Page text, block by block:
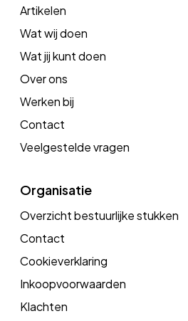
Artikelen
Wat wij doen
Wat jij kunt doen
Over ons
Werken bij
Contact
Veelgestelde vragen
Organisatie
Overzicht bestuurlijke stukken
Contact
Cookieverklaring
Inkoopvoorwaarden
Klachten